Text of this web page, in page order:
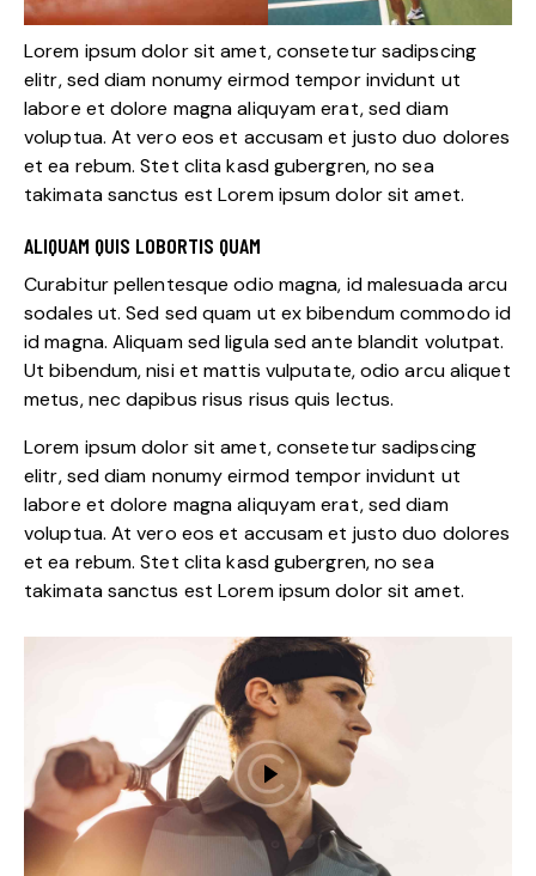
Lorem ipsum dolor sit amet, consetetur sadipscing
elitr, sed diam nonumy eirmod tempor invidunt ut
labore et dolore magna aliquyam erat, sed diam
voluptua. At vero eos et accusam et justo duo dolores
et ea rebum. Stet clita kasd gubergren, no sea
takimata sanctus est Lorem ipsum dolor sit amet.
ALIQUAM QUIS LOBORTIS QUAM
Curabitur pellentesque odio magna, id malesuada arcu
sodales ut. Sed sed quam ut ex bibendum commodo id
id magna. Aliquam sed ligula sed ante blandit volutpat.
Ut bibendum, nisi et mattis vulputate, odio arcu aliquet
metus, nec dapibus risus risus quis lectus.
Lorem ipsum dolor sit amet, consetetur sadipscing
elitr, sed diam nonumy eirmod tempor invidunt ut
labore et dolore magna aliquyam erat, sed diam
voluptua. At vero eos et accusam et justo duo dolores
et ea rebum. Stet clita kasd gubergren, no sea
takimata sanctus est Lorem ipsum dolor sit amet.